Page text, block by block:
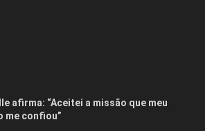
afirma: “Aceitei a missão que meu
me confiou”